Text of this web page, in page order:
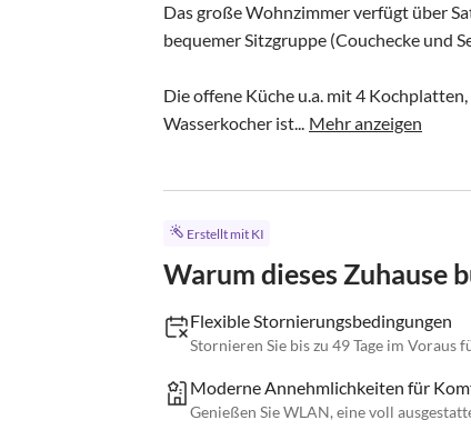
Das große Wohnzimmer verfügt über
bequemer Sitzgruppe (Couchecke und
Die offene Küche u.a. mit 4
Wasserkocher ist... Mehr anzeigen
Erstellt mit KI
Warum dieses Zuhause
Flexible Stornierungsbedingungen
Stornieren Sie bis zu 49 Tage im Voraus
Moderne Annehmlichkeiten für
Genießen Sie WLAN, eine voll